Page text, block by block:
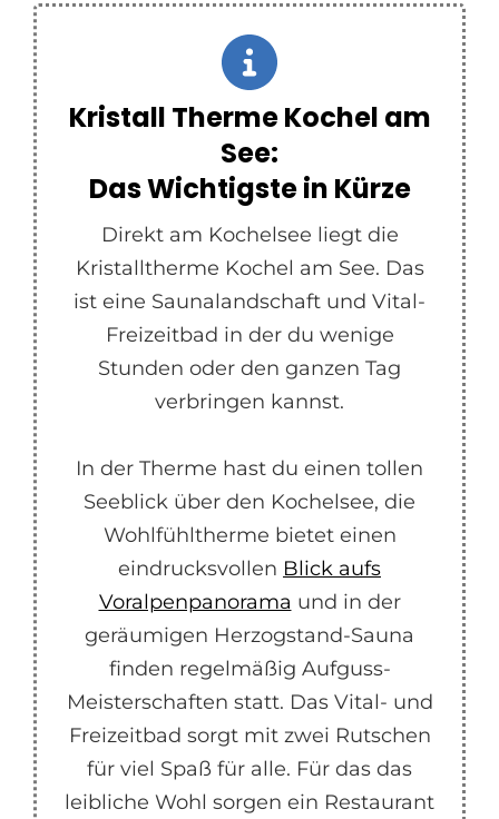
Kristall Therme Kochel am
See:
Das Wichtigste in Kürze
Direkt am Kochelsee liegt die
Kristalltherme Kochel am See. Das
ist eine Saunalandschaft und Vital-
Freizeitbad in der du wenige
Stunden oder den ganzen Tag
verbringen kannst.
In der Therme hast du einen tollen
Seeblick über den Kochelsee, die
Wohlfühltherme bietet einen
eindrucksvollen Blick aufs
Voralpenpanorama und in der
geräumigen Herzogstand-Sauna
finden regelmäßig Aufguss-
Meisterschaften statt. Das Vital- und
Freizeitbad sorgt mit zwei Rutschen
für viel Spaß für alle. Für das das
leibliche Wohl sorgen ein Restaurant